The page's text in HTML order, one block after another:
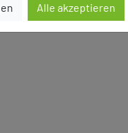
Alle akzeptieren